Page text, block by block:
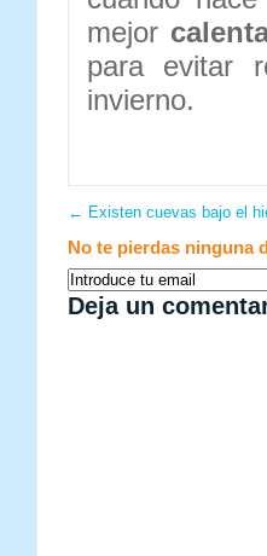
mejor
para evitar
invierno.
← Existen cuevas bajo el
No te pierdas ninguna
Deja un